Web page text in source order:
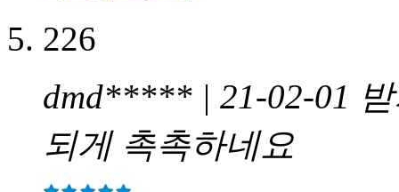
226
dmd***** | 21-02-01
되게 촉촉하네요